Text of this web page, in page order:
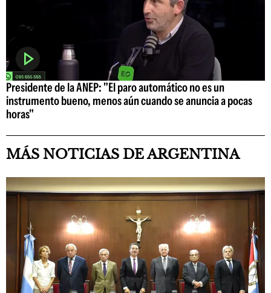
Presidente de la ANEP: "El paro automático no es un
instrumento bueno, menos aún cuando se anuncia a pocas
horas"
MÁS NOTICIAS DE ARGENTINA